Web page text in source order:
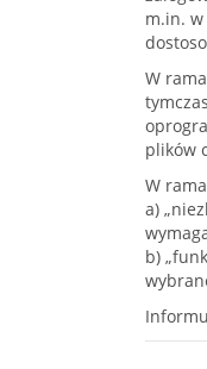
m.in.
W
plików
W
a)
b)